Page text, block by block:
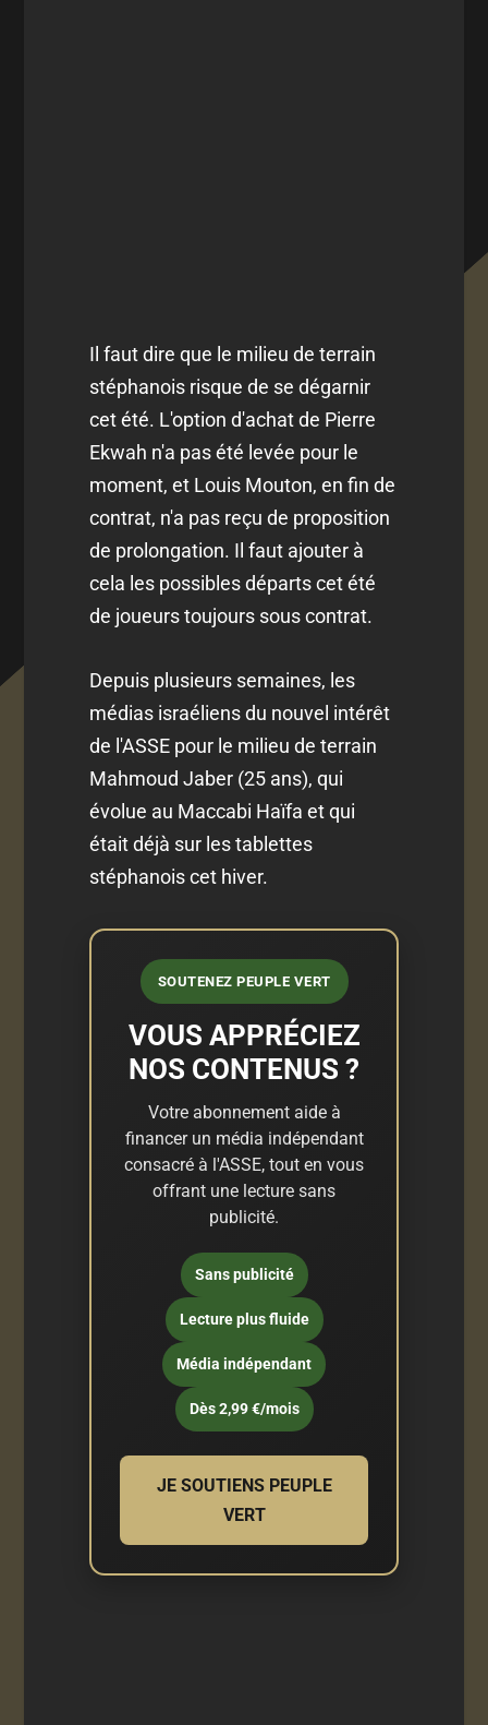
Il faut dire que le milieu de terrain
stéphanois risque de se dégarnir
cet été. L'option d'achat de Pierre
Ekwah n'a pas été levée pour le
moment, et Louis Mouton, en fin de
contrat, n'a pas reçu de proposition
de prolongation. Il faut ajouter à
cela les possibles départs cet été
de joueurs toujours sous contrat.
Depuis plusieurs semaines, les
médias israéliens du nouvel intérêt
de l'ASSE pour le milieu de terrain
Mahmoud Jaber (25 ans), qui
évolue au Maccabi Haïfa et qui
était déjà sur les tablettes
stéphanois cet hiver.
SOUTENEZ PEUPLE VERT
VOUS APPRÉCIEZ
NOS CONTENUS ?
Votre abonnement aide à
financer un média indépendant
consacré à l'ASSE, tout en vous
offrant une lecture sans
publicité.
Sans publicité
Lecture plus fluide
Média indépendant
Dès 2,99 €/mois
JE SOUTIENS PEUPLE
VERT